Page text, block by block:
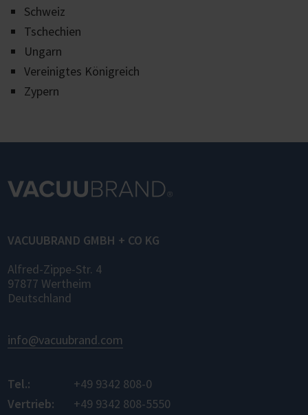
Schweiz
Tschechien
Ungarn
Vereinigtes Königreich
Zypern
VACUUBRAND GMBH + CO KG
Alfred-Zippe-Str. 4
97877 Wertheim
Deutschland
info@vacuubrand.com
Tel.:
+49 9342 808-0
Vertrieb:
+49 9342 808-5550